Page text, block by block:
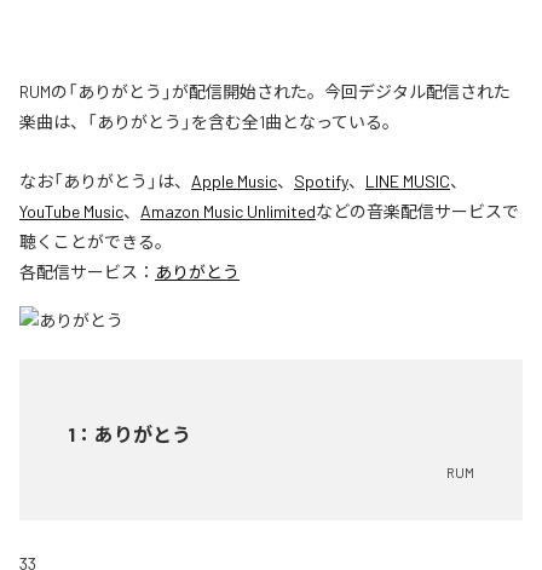
RUMの「ありがとう」が配信開始された。今回デジタル配信された
楽曲は、「ありがとう」を含む全1曲となっている。
なお「ありがとう 」は、 Apple Music、 Spotify、 LINE MUSIC、
YouTube Music、 Amazon Music Unlimitedなどの音楽配信サービスで
聴くことができる。
各配信サービス： ありがとう
1 ： ありがとう
RUM
33